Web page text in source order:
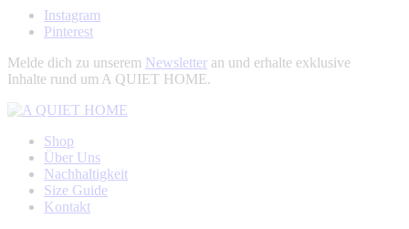
Instagram
Pinterest
Melde dich zu unserem Newsletter an und erhalte exklusive
Inhalte rund um A QUIET HOME.
Shop
Über Uns
Nachhaltigkeit
Size Guide
Kontakt